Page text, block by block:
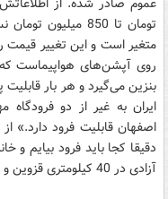
تومان تا 850
متغیر است و این تغییر قیمت
بنزین می‌گیرد و هر بار قابلیت
ایران به غیر از دو فرودگاه
اصفهان قابلیت فرود
دقیقا کجا باید فرود بیایم و
آزادی در 40 کیلومتری قزوین و هواپیما را آنجا می‌گذارید...»